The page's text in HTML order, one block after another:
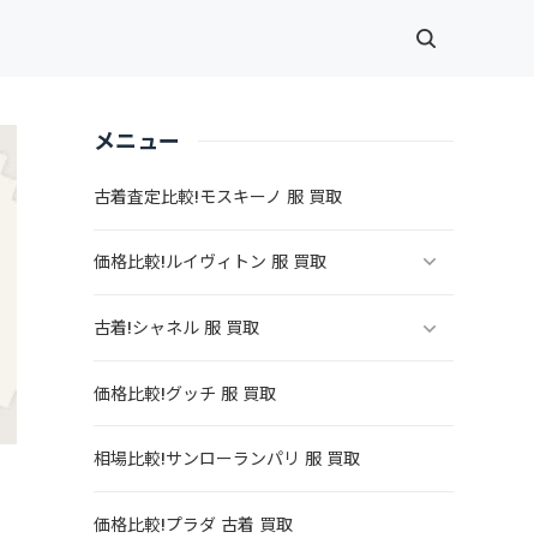
メニュー
古着査定比較!モスキーノ 服 買取
価格比較!ルイヴィトン 服 買取
古着!シャネル 服 買取
価格比較!グッチ 服 買取
相場比較!サンローランパリ 服 買取
価格比較!プラダ 古着 買取